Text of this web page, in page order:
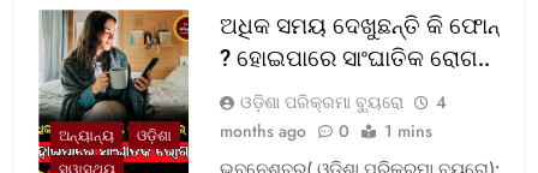
ଅନ୍ୟାନ୍ୟ
ଓଡ଼ିଶା
ଅଧିକ ସମୟ ଦେଖୁଛନ୍ତି କି ଫୋନ୍
? ହୋଇପାରେ ସାଂଘାତିକ ରୋଗ..
ଓଡ଼ିଶା ପରିକ୍ରମା ବ୍ୟୁରୋ
4
months ago
0 1 mins